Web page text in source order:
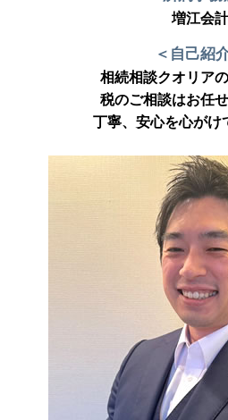
増江会計
＜自己紹
相続相談クオリアの
税のご相談はお任
丁寧、安心を心がけ